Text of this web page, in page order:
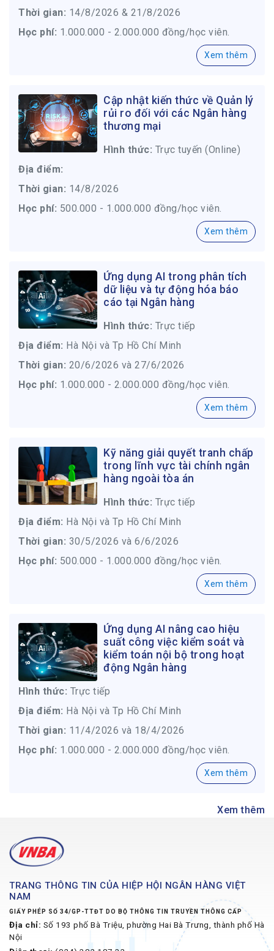
Thời gian: 14/8/2026 & 21/8/2026
Học phí: 1.000.000 - 2.000.000 đồng/học viên.
Xem thêm
Cập nhật kiến thức về Quản lý
rủi ro đối với các Ngân hàng
thương mại
Hình thức: Trực tuyến (Online)
Địa điểm:
Thời gian: 14/8/2026
Học phí: 500.000 - 1.000.000 đồng/học viên.
Xem thêm
Ứng dụng AI trong phân tích
dữ liệu và tự động hóa báo
cáo tại Ngân hàng
Hình thức: Trực tiếp
Địa điểm: Hà Nội và Tp Hồ Chí Minh
Thời gian: 20/6/2026 và 27/6/2026
Học phí: 1.000.000 - 2.000.000 đồng/học viên.
Xem thêm
Kỹ năng giải quyết tranh chấp
trong lĩnh vực tài chính ngân
hàng ngoài tòa án
Hình thức: Trực tiếp
Địa điểm: Hà Nội và Tp Hồ Chí Minh
Thời gian: 30/5/2026 và 6/6/2026
Học phí: 500.000 - 1.000.000 đồng/học viên.
Xem thêm
Ứng dụng AI nâng cao hiệu
suất công việc kiểm soát và
kiểm toán nội bộ trong hoạt
động Ngân hàng
Hình thức: Trực tiếp
Địa điểm: Hà Nội và Tp Hồ Chí Minh
Thời gian: 11/4/2026 và 18/4/2026
Học phí: 1.000.000 - 2.000.000 đồng/học viên.
Xem thêm
Xem thêm
TRANG THÔNG TIN CỦA HIỆP HỘI NGÂN HÀNG VIỆT
NAM
GIẤY PHÉP SỐ 34/GP-TTĐT DO BỘ THÔNG TIN TRUYỀN THÔNG CẤP
Địa chỉ: Số 193 phố Bà Triệu, phường Hai Bà Trưng, thành phố Hà
Nội